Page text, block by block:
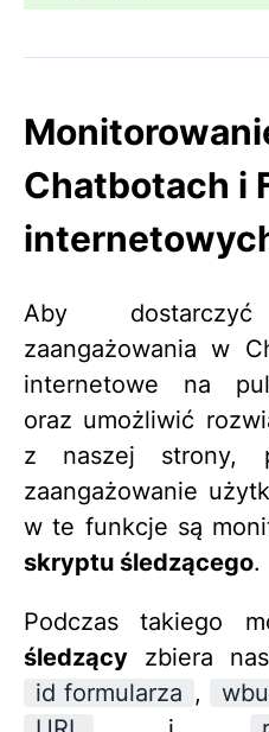
Chatbotach i
Aby
zaangażowania w
internetowe na
oraz umożliwić
z naszej strony,
zaangażowanie
w te funkcje są
skryptu śledzącego.
Podczas takiego
śledzący zbiera
id formularza ,